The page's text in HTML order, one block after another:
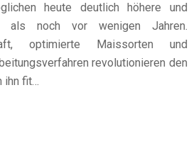
heute deutlich höhere und
als noch vor wenigen Jahren.
optimierte Maissorten und
revolutionieren den
ihn fit…